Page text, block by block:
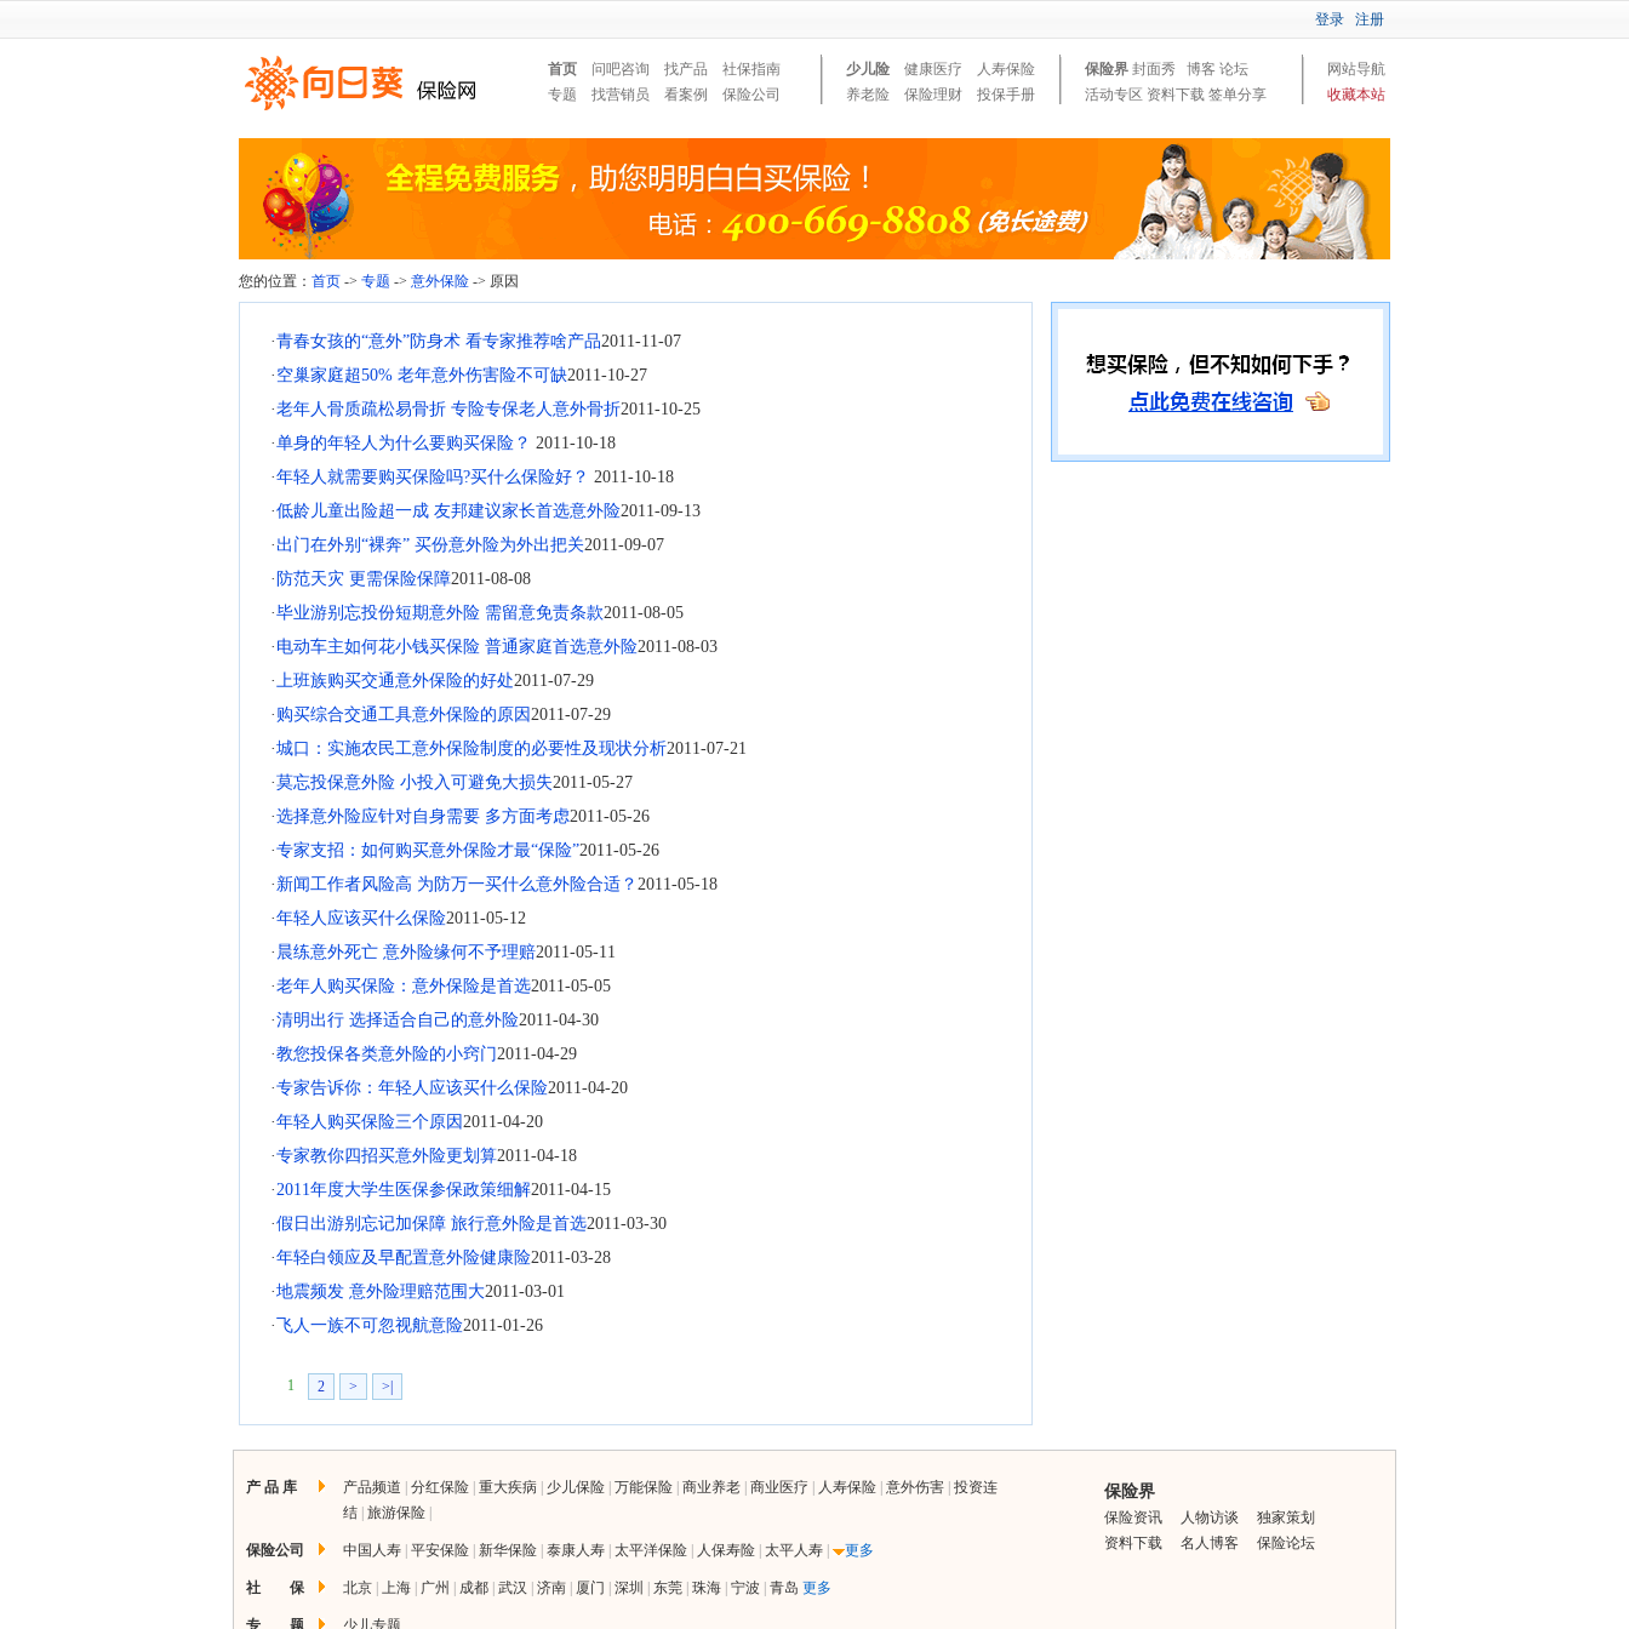
登录 注册
首页 问吧咨询 找产品
社保指南
专题
找营销员 看案例 保险公司
少儿险 健康医疗
人寿保险
养老险
保险理财 投保手册
保险界 封面秀 博客 论坛
活动专区 资料下载 签单分享
网站导航
收藏本站
您的位置： 首页 -> 专题 -> 意外保险 -> 原因
·青春女孩的“意外”防身术 看专家推荐啥产品2011-11-07
· 空巢家庭超50% 老年意外伤害险不可缺2011-10-27
·老年人骨质疏松易骨折 专险专保老人意外骨折2011-10-25
·单身的年轻人为什么要购买保险？ 2011-10-18
·年轻人就需要购买保险吗?买什么保险好？ 2011-10-18
·低龄儿童出险超一成 友邦建议家长首选意外险2011-09-13
·出门在外别“裸奔” 买份意外险为外出把关2011-09-07
· 防范天灾 更需保险保障2011-08-08
·毕业游别忘投份短期意外险 需留意免责条款2011-08-05
· 电动车主如何花小钱买保险 普通家庭首选意外险2011-08-03
·上班族购买交通意外保险的好处2011-07-29
· 购买综合交通工具意外保险的原因2011-07-29
·城口：实施农民工意外保险制度的必要性及现状分析2011-07-21
·莫忘投保意外险 小投入可避免大损失2011-05-27
·选择意外险应针对自身需要 多方面考虑2011-05-26
·专家支招：如何购买意外保险才最“保险”2011-05-26
· 新闻工作者风险高 为防万一买什么意外险合适？ 2011-05-18
·年轻人应该买什么保险2011-05-12
· 晨练意外死亡 意外险缘何不予理赔2011-05-11
·老年人购买保险：意外保险是首选2011-05-05
·清明出行 选择适合自己的意外险2011-04-30
·教您投保各类意外险的小窍门2011-04-29
·专家告诉你：年轻人应该买什么保险2011-04-20
·年轻人购买保险三个原因2011-04-20
·专家教你四招买意外险更划算2011-04-18
·2011年度大学生医保参保政策细解2011-04-15
·假日出游别忘记加保障 旅行意外险是首选2011-03-30
·年轻白领应及早配置意外险健康险2011-03-28
·地震频发 意外险理赔范围大2011-03-01
· 飞人一族不可忽视航意险2011-01-26
1 2 > >|
产 品 库 产品频道 分红保险 重大疾病 少儿保险 万能保险 商业养老 商业医疗 人寿保险 意外伤害 投资连
结 旅游保险
保险公司 中国人寿 平安保险 新华保险 泰康人寿 太平洋保险 人保寿险 太平人寿 更多
社 保 北京 上海 广州 成都 武汉 济南 厦门 深圳 东莞 珠海 宁波 青岛 更多
专 题 少儿专题
保险界
保险资讯 人物访谈
独家策划
资料下载
名人博客 保险论坛